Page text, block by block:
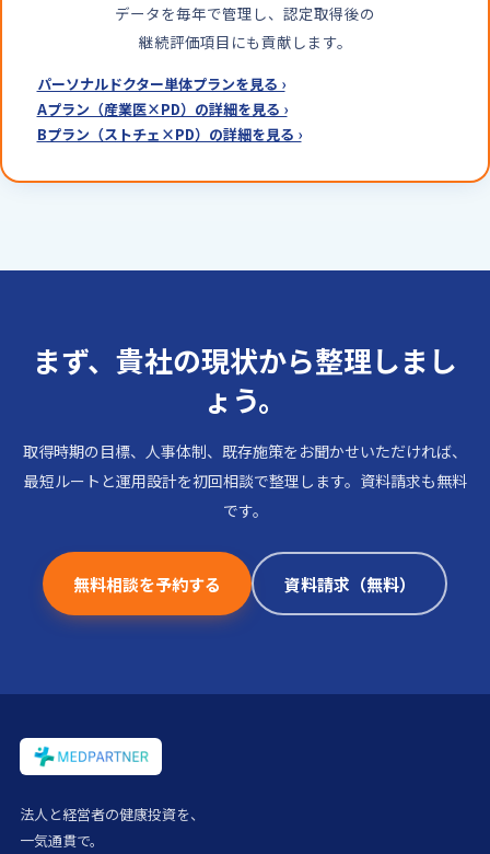
データを毎年で管理し、認定取得後の
継続評価項目にも貢献します。
パーソナルドクター単体プランを見る ›
Aプラン（産業医×PD）の詳細を見る ›
Bプラン（ストチェ×PD）の詳細を見る ›
まず、貴社の現状から整理しまし
ょう。
取得時期の目標、人事体制、既存施策をお聞かせいただければ、
最短ルートと運用設計を初回相談で整理します。資料請求も無料
です。
無料相談を予約する 資料請求（無料）
法人と経営者の健康投資を、
一気通貫で。